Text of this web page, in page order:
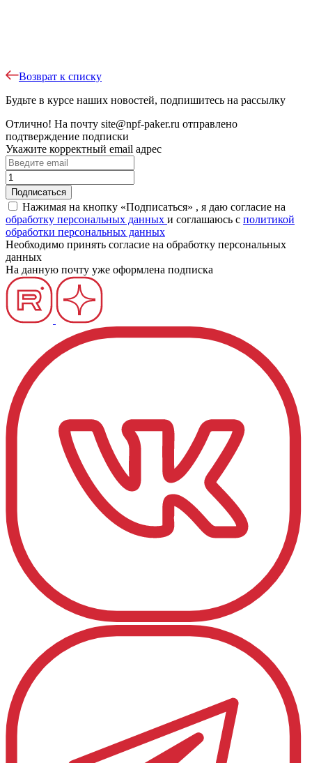
Возврат к списку
Будьте в курсе наших новостей, подпишитесь на рассылку
Отлично! На почту site@npf-paker.ru отправлено
подтверждение подписки
Укажите корректный email адрес
Нажимая на кнопку «Подписаться» , я даю согласие на
обработку персональных данных и соглашаюсь c политикой
обработки персональных данных
Необходимо принять согласие на обработку персональных
данных
На данную почту уже оформлена подписка